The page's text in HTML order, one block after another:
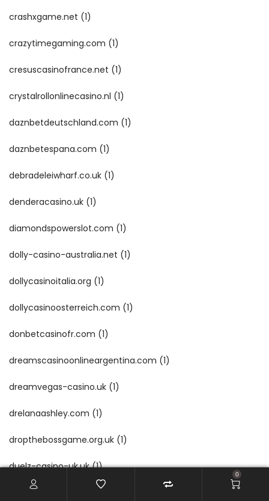
crashxgame.net (1)
crazytimegaming.com (1)
cresuscasinofrance.net (1)
crystalrollonlinecasino.nl (1)
daznbetdeutschland.com (1)
daznbetespana.com (1)
debradeleiwharf.co.uk (1)
denderacasino.uk (1)
diamondspowerslot.com (1)
dolly-casino-australia.net (1)
dollycasinoitalia.org (1)
dollycasinoosterreich.com (1)
donbetcasinofr.com (1)
dreamscasinoonlineargentina.com (1)
dreamvegas-casino.uk (1)
drelanaashley.com (1)
dropthebossgame.org.uk (1)
duelz-casino-uk.uk(1)
efbetnl.com
0